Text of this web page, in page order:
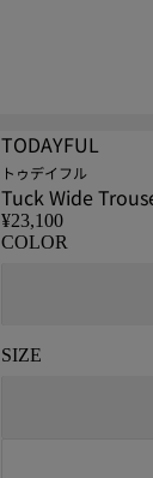
TODAYFUL
トゥデイフル
Tuck Wide
¥23,100
COLOR
SIZE